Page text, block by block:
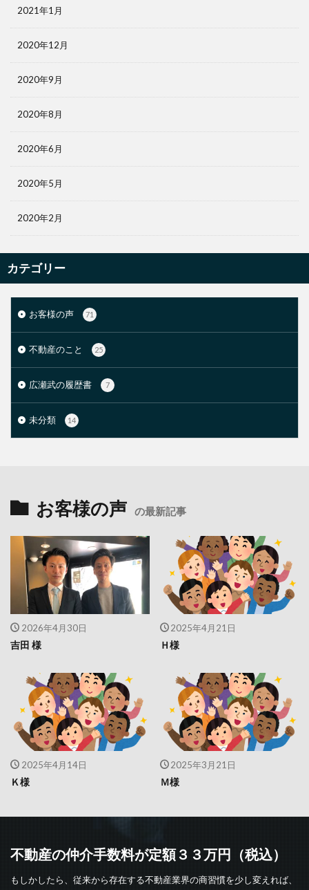
2021年1月
2020年12月
2020年9月
2020年8月
2020年6月
2020年5月
2020年2月
カテゴリー
お客様の声 71
不動産のこと 25
広瀬武の履歴書 7
未分類 14
お客様の声 の最新記事
2026年4月30日
吉田 様
2025年4月21日
Ｈ様
2025年4月14日
Ｋ様
2025年3月21日
Ｍ様
不動産の仲介手数料が定額３３万円（税込）
もしかしたら、従来から存在する不動産業界の商習慣を少し変えれば、